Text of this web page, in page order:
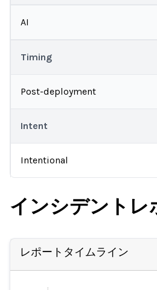
AI
Timing
Post-deployment
Intent
Intentional
インシデントレ
レポートタイムライン